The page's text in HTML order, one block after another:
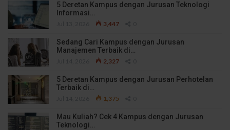
5 Deretan Kampus dengan Jurusan Teknologi
Informasi…
3,447
Sedang Cari Kampus dengan Jurusan
Manajemen Terbaik di…
2,327
5 Deretan Kampus dengan Jurusan Perhotelan
Terbaik di…
1,375
Mau Kuliah? Cek 4 Kampus dengan Jurusan
Teknologi…